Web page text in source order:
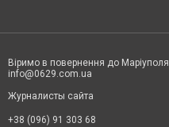
Віримо в повернення до Маріуполя
info@0629.com.ua
Журналисты сайта
+38 (096) 91 303 68